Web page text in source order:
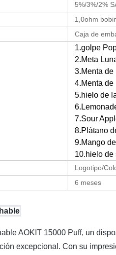
5%/3%/2%
1,0ohm
Caja de
1.golpe
2.Meta
3.Menta de
4.Menta de
5.hielo de
7.Sour
8.Plátano
9.Mango
10.hielo de
Logotipo/
6 meses
AOKIT 15000 Puff, un
excepcional. Con su